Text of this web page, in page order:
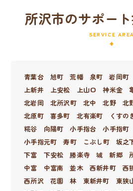
所沢市のサポー
SERVICE AREA
青葉台 旭町 荒幡 泉町 岩岡町
上新井
上安松 上山口 神米金
北岩岡
北所沢町 北中 北野 北
北原町
喜多町 北有楽町 くすの
糀谷
向陽町 小手指台 小手指町
小手指元町
寿町 こぶし町 坂之
下富
下安松 勝楽寺 城 新郷
中富
中富南 並木 西新井町 西
西所沢
花園 林 東新井町 東狭